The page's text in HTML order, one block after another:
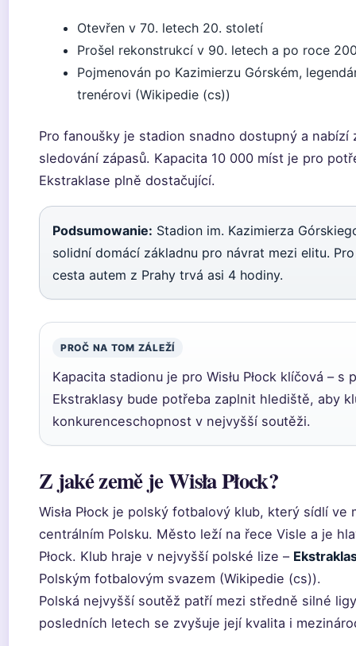
Otevřen v 70. letech 20. století
Prošel rekonstrukcí v 90. letech a po roce
Pojmenován po Kazimierzu Górském,
trenérovi (Wikipedie (cs))
Pro fanoušky je stadion snadno dostupný a nabízí
sledování zápasů. Kapacita 10 000 míst je pro
Ekstraklase plně dostačující.
Podsumowanie: Stadion im. Kazimierza
solidní domácí základnu pro návrat mezi elitu.
cesta autem z Prahy trvá asi 4 hodiny.
PROČ NA TOM ZÁLEŽÍ
Kapacita stadionu je pro Wisłu Płock klíčová – s
Ekstraklasy bude potřeba zaplnit hlediště, aby
konkurenceschopnost v nejvyšší soutěži.
Z jaké země je Wisła Płock?
Wisła Płock je polský fotbalový klub, který sídlí ve
centrálním Polsku. Město leží na řece Visle a je
Płock. Klub hraje v nejvyšší polské lize –
Polským fotbalovým svazem (Wikipedie (cs)).
Polská nejvyšší soutěž patří mezi středně silné
posledních letech se zvyšuje její kvalita i